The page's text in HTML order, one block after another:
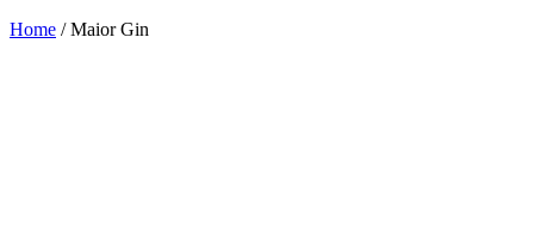
Home /Maior Gin